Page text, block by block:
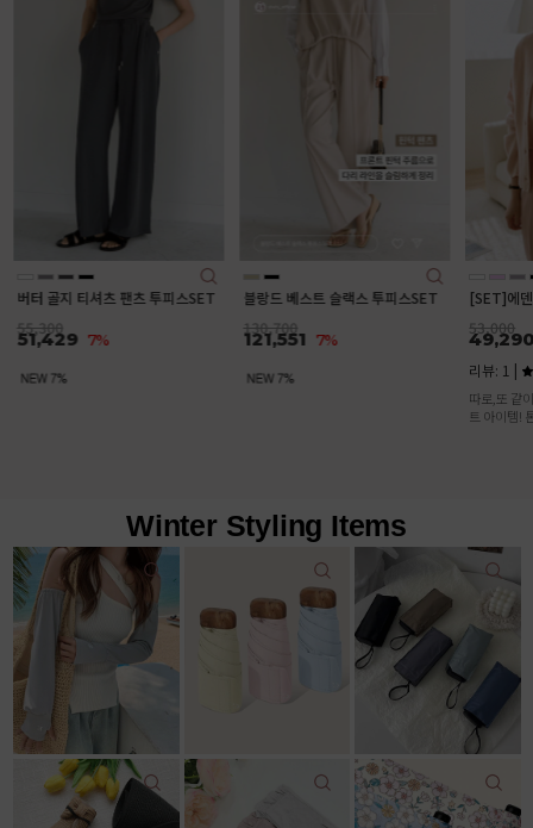
블랑드 베스트 슬랙스 투피스SET
130,700
121,551 7%
[SET]에덴 니트가디건 나시 세트
53,000
49,290 7%
리뷰: 1 |
[SET]애
디로 옷고
Winter Styling Items
12,500원
18,600원